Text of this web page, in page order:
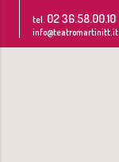
tel. 02 36.58.00.10
info@teatromartinitt.it